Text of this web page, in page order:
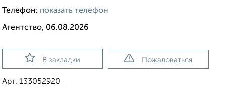
Телефон: показать телефон
Агентство, 06.08.2026
В закладки Пожаловаться
Арт. 133052920